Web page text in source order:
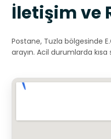
İletişim ve
Postane, Tuzla bölgesinde
arayın. Acil durumlarda